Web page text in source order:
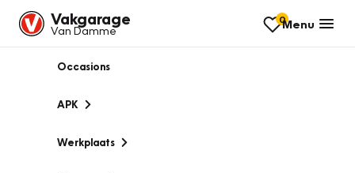
Vakgarage
Van Damme
0Menu
Occasions
APK
Werkplaats